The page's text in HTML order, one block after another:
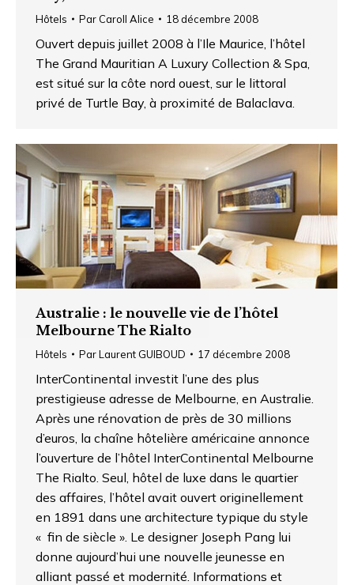
Hôtels Par Caroll Alice 18 décembre 2008
Ouvert depuis juillet 2008 à l’Ile Maurice, l’hôtel
The Grand Mauritian A Luxury Collection & Spa,
est situé sur la côte nord ouest, sur le littoral
privé de Turtle Bay, à proximité de Balaclava.
Australie : le nouvelle vie de l’hôtel
Melbourne The Rialto
Hôtels ParLaurent GUIBOUD 17 décembre 2008
InterContinental investit l’une des plus
prestigieuse adresse de Melbourne, en Australie.
Après une rénovation de près de 30 millions
d’euros, la chaîne hôtelière américaine annonce
l’ouverture de l’hôtel InterContinental Melbourne
The Rialto. Seul, hôtel de luxe dans le quartier
des affaires, l’hôtel avait ouvert originellement
en 1891 dans une architecture typique du style
« fin de siècle ». Le designer Joseph Pang lui
donne aujourd’hui une nouvelle jeunesse en
alliant passé et modernité. Informations et